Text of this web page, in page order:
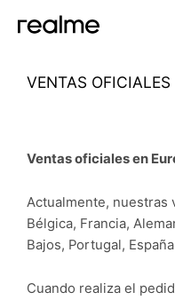
VENTAS OFICIALES
Ventas oficiales en
Actualmente, nuestras
Bélgica, Francia,
Bajos, Portugal,
Cuando realiza el